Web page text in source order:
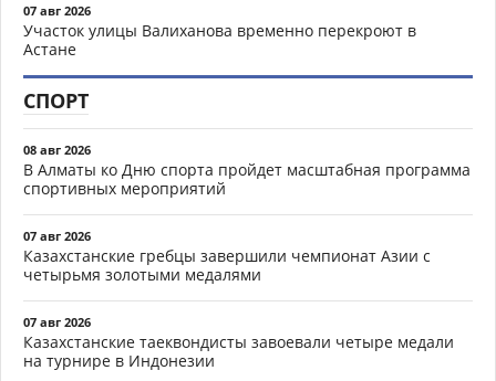
07 авг 2026
Участок улицы Валиханова временно перекроют в
Астане
СПОРТ
08 авг 2026
В Алматы ко Дню спорта пройдет масштабная программа
спортивных мероприятий
07 авг 2026
Казахстанские гребцы завершили чемпионат Азии с
четырьмя золотыми медалями
07 авг 2026
Казахстанские таеквондисты завоевали четыре медали
на турнире в Индонезии